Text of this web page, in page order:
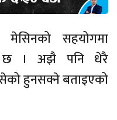
मेसिनको सहयोगमा
छ । अझै पनि धेरै
हुनसक्ने बताइएको